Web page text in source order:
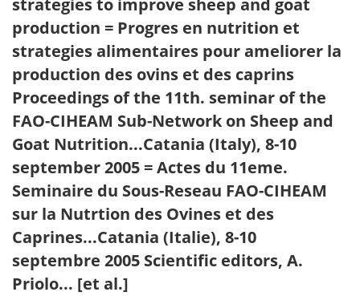
strategies to improve sheep and goat
production = Progres en nutrition et
strategies alimentaires pour ameliorer la
production des ovins et des caprins
Proceedings of the 11th. seminar of the
FAO-CIHEAM Sub-Network on Sheep and
Goat Nutrition...Catania (Italy), 8-10
september 2005 = Actes du 11eme.
Seminaire du Sous-Reseau FAO-CIHEAM
sur la Nutrtion des Ovines et des
Caprines...Catania (Italie), 8-10
septembre 2005 Scientific editors, A.
Priolo... [et al.]